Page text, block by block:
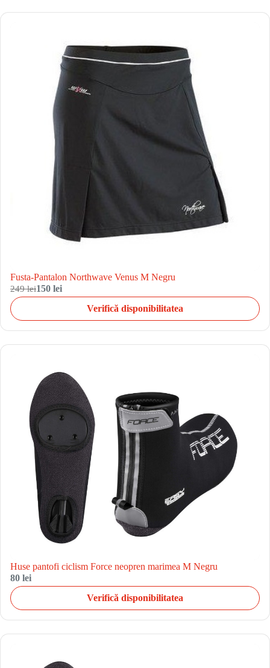
Fusta-Pantalon Northwave Venus M Negru
249 lei150 lei
Verifică disponibilitatea
Huse pantofi ciclism Force neopren marimea M Negru
80 lei
Verifică disponibilitatea